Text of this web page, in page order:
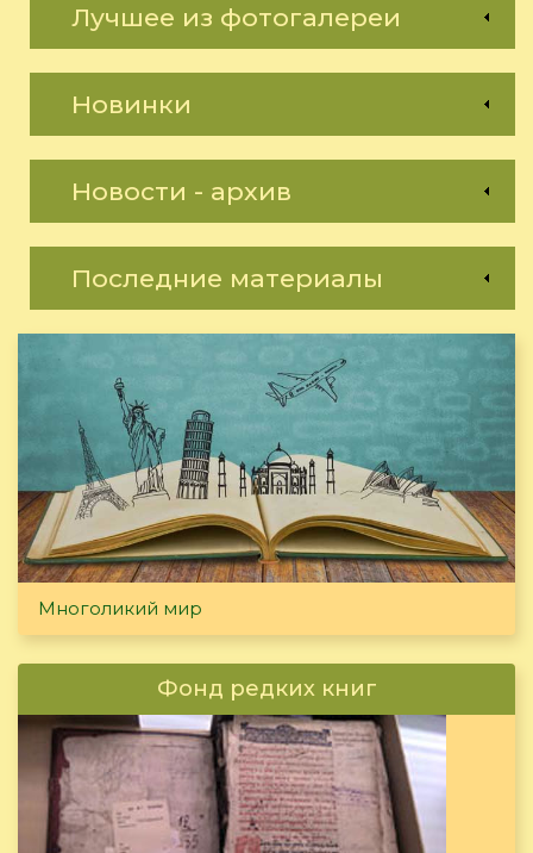
Лучшее из фотогалереи
Новинки
Новости - архив
Последние материалы
Многоликий мир
Фонд редких книг